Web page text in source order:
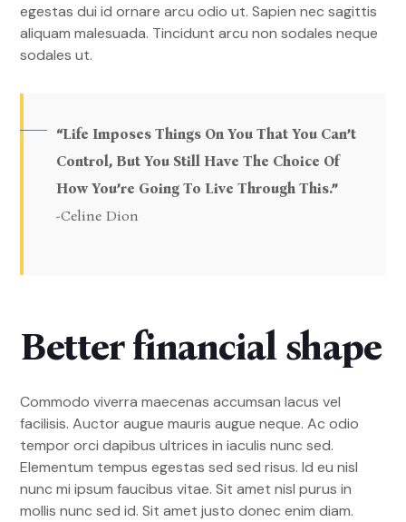
egestas dui id ornare arcu odio ut. Sapien nec sagittis
aliquam malesuada. Tincidunt arcu non sodales neque
sodales ut.
“Life Imposes Things On You That You Can’t
Control, But You Still Have The Choice Of
How You’re Going To Live Through This.”
-Celine Dion
Better financial shape
Commodo viverra maecenas accumsan lacus vel
facilisis. Auctor augue mauris augue neque. Ac odio
tempor orci dapibus ultrices in iaculis nunc sed.
Elementum tempus egestas sed sed risus. Id eu nisl
nunc mi ipsum faucibus vitae. Sit amet nisl purus in
mollis nunc sed id. Sit amet justo donec enim diam.